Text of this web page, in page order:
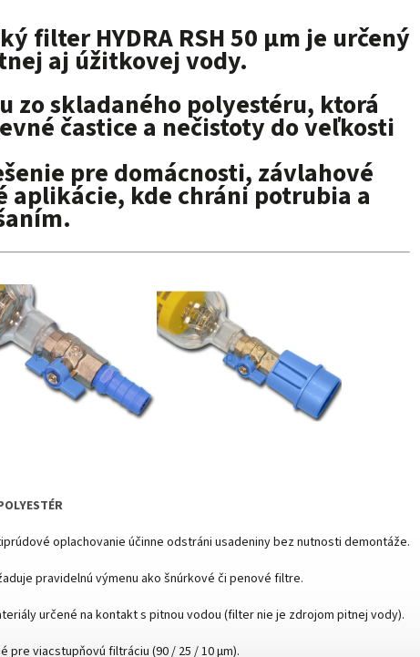
filterHYDRA RSH 50 μmje určený
aj úžitkovej vody.
zo skladaného polyestéru, ktorá
častice a nečistoty do veľkosti
pre domácnosti, závlahové
aplikácie, kde chráni potrubia a
oplachovanie účinne odstráni usadeniny bez nutnosti demontáže.
pravidelnú výmenu ako šnúrkové či penové filtre.
určené na kontakt s pitnou vodou (filter nie je zdrojom pitnej vody).
pre viacstupňovú filtráciu (90 / 25 / 10 μm).